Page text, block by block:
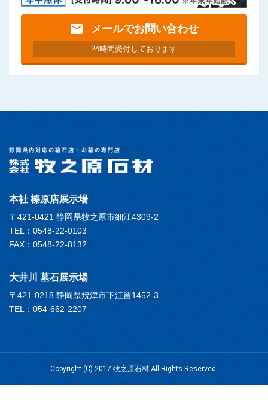
mail メールでお問い合わせ
24時間受付しております
本社 榛原店展示場
〒421-0421 静岡県牧之原市細江4309-2
TEL：0548-22-0103
FAX：0548-22-8132
大井川 墓石展示場
〒421-0218 静岡県焼津市下江留1452-3
TEL：054-662-2207
Copyright (C) 2017 牧之原石材 All Rights Reserved.